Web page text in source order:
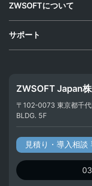
ZWSOFT Japan
〒102-0073 東京都千
BLDG. 5F
見積り・導入相談
ZWSOFTについて
サポート